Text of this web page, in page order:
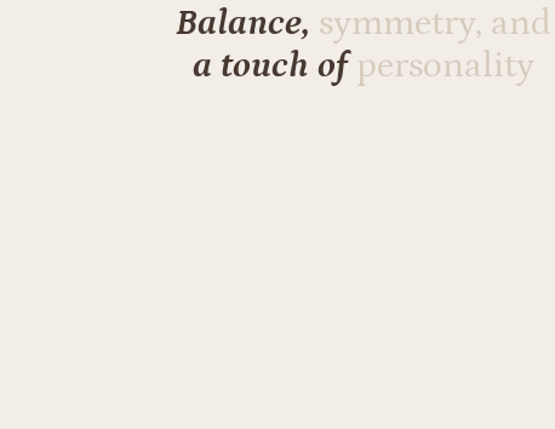
Balance, symmetry, and
a touch ofpersonality